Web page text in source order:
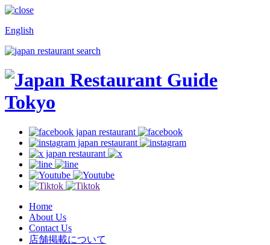
English
Home
About Us
Contact Us
店舗掲載について